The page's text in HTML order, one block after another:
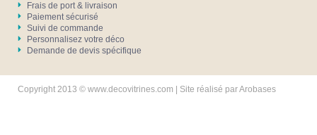
Frais de port & livraison
Paiement sécurisé
Suivi de commande
Personnalisez votre déco
Demande de devis spécifique
Copyright 2013 © www.decovitrines.com | Site réalisé parArobases